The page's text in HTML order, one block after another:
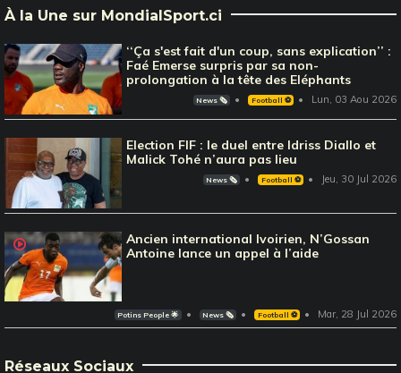
À la Une sur MondialSport.ci
‘‘Ça s'est fait d'un coup, sans explication’’ :
Faé Emerse surpris par sa non-
prolongation à la tête des Eléphants
News 🗞️ Football ⚽️ Lun, 03 Aou 2026
Election FIF : le duel entre Idriss Diallo et
Malick Tohé n’aura pas lieu
News 🗞️ Football ⚽️ Jeu, 30 Jul 2026
Ancien international Ivoirien, N’Gossan
Antoine lance un appel à l’aide
Potins People 🌟 News 🗞️ Football ⚽️ Mar, 28 Jul 2026
Réseaux Sociaux